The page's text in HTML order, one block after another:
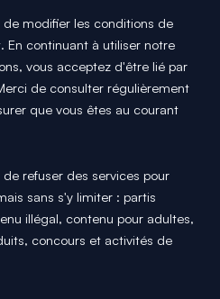
modifier les conditions de
En continuant à utiliser notre
vous acceptez d'être lié par
de consulter régulièrement
que vous êtes au courant
refuser des services pour
sans s'y limiter : partis
illégal, contenu pour adultes,
concours et activités de